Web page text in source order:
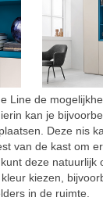
Line de
kan je
Deze nis
van de kast om
deze natuurlijk
kiezen,
in de ruimte.